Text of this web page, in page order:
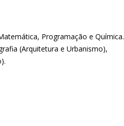
Programação e Química.
(Arquitetura e Urbanismo),